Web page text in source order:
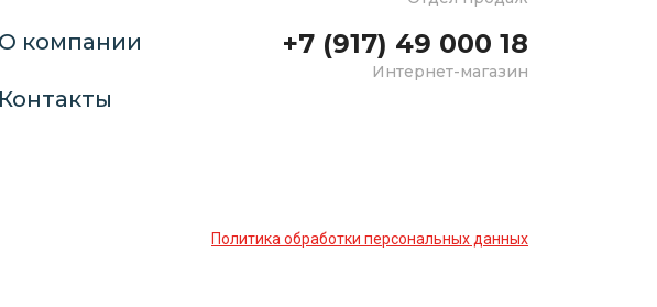
О компании
Контакты
+7 (917) 49 000 18
Интернет-магазин
Политика обработки персональных данных